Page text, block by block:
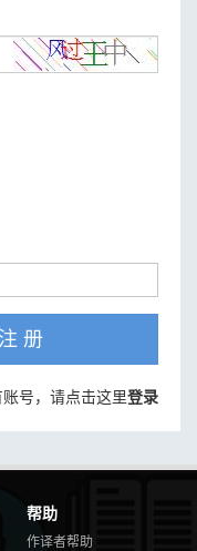
注 册
账号，请点击这里登录
帮助
作译者帮助